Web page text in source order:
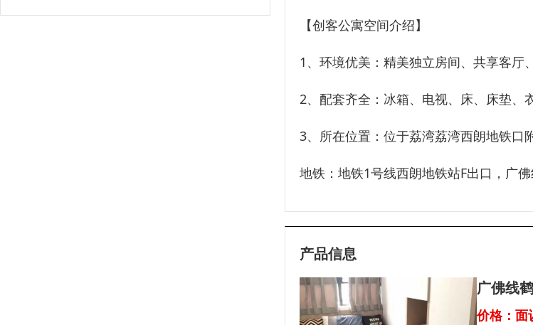
【创客公寓空间介绍】
1、环境优美：精美独立房间、共享客厅
2、配套齐全：冰箱、电视、床、床垫、
3、所在位置：位于荔湾荔湾西朗地铁口
地铁：地铁1号线西朗地铁站F出口，广
产品信息
广佛线
价格：面